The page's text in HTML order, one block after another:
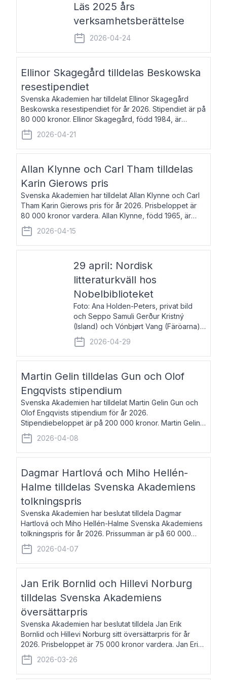
Läs 2025 års
verksamhetsberättelse
2026-04-24
Ellinor Skagegård tilldelas Beskowska
resestipendiet
Svenska Akademien har tilldelat Ellinor Skagegård
Beskowska resestipendiet för år 2026. Stipendiet är på
80 000 kronor. Ellinor Skagegård, född 1984, är
författare, journalist och musiker. Hon skriver
återkommande för Svenska Dagbladet, Ups
2026-04-21
Allan Klynne och Carl Tham tilldelas
Karin Gierows pris
Svenska Akademien har tilldelat Allan Klynne och Carl
Tham Karin Gierows pris för år 2026. Prisbeloppet är
80 000 kronor vardera. Allan Klynne, född 1965, är
arkeolog, författare, översättare och fil.dr i antikens
kultur och samhällsliv. Ut
2026-04-15
29 april: Nordisk
litteraturkväll hos
Nobelbiblioteket
Foto: Ana Holden-Peters, privat bild
och Seppo Samuli Gerður Kristný
(Island) och Vónbjørt Vang (Färöarna)
läser ur sina verk och samtalar med
John Swedenmark. De läser upp på
färöiska, isländska och svenska och
2026-04-29
Martin Gelin tilldelas Gun och Olof
Engqvists stipendium
Svenska Akademien har tilldelat Martin Gelin Gun och
Olof Engqvists stipendium för år 2026.
Stipendiebeloppet är på 200 000 kronor. Martin Gelin,
född 1978, är journalist och författare. Han lever
numera i Paris men var under många år bosat
2026-04-08
Dagmar Hartlová och Miho Hellén-
Halme tilldelas Svenska Akademiens
tolkningspris
Svenska Akademien har beslutat tilldela Dagmar
Hartlová och Miho Hellén-Halme Svenska Akademiens
tolkningspris för år 2026. Prissumman är på 60 000
kronor var. Dagmar Hartlová, född 1951, översätter
huvudsakligen från svenska till tjeckiska
2026-04-07
Jan Erik Bornlid och Hillevi Norburg
tilldelas Svenska Akademiens
översättarpris
Svenska Akademien har beslutat tilldela Jan Erik
Bornlid och Hillevi Norburg sitt översättarpris för år
2026. Prisbeloppet är 75 000 kronor vardera. Jan Erik
Bornlid, född 1947, är översättare från tyska. Han är
främst känd för sina översät
2026-03-26